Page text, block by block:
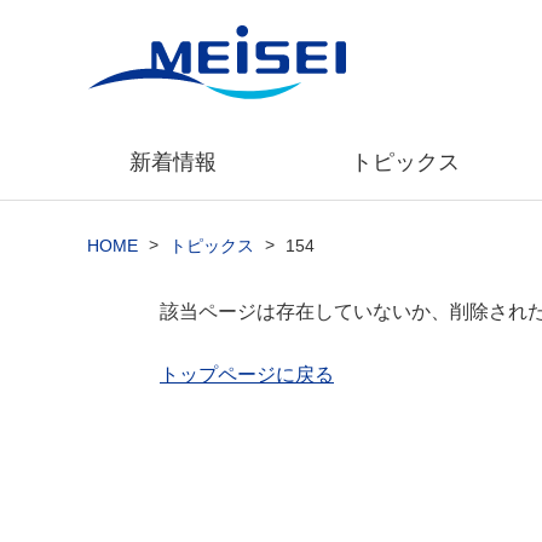
新着情報 トピックス
HOME > トピックス > 154
該当ページは存在していないか、削除され
トップページに戻る